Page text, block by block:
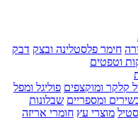
חימר פלסטלינה ובצק דבק
וטפטים
קלקר ומוקצפים פוליגל ומפל
ומספריים שבלונות
מוצרי עץ חומרי אריזה